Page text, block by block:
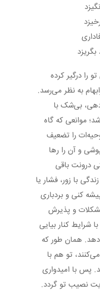
درگیر کرده
به نظر می‌رسد.
دهی، بی‌شک با
موانعی که گاه
را تضعیف
و آن را رها
درونت باقی
با زور، فشار یا
کنی و بردباری
و پذیرش
شرایط کنار بیایی
همان طور که
تو هم با
پس با امیدواری
نصیب تو گردد.